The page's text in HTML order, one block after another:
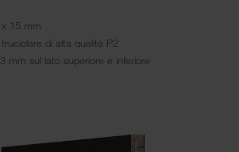
15 mm
di alta qualità P2
mm sul lato superiore e inferiore